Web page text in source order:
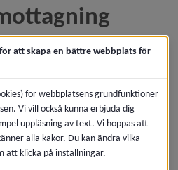
att regelbundet besöka
Det är för att se hur du och
inför förlossningen.
Du kan gå till en
i andra ärenden, till exempel
att skapa en bättre webbplats för
för webbplatsens grundfunktioner
Vi vill också kunna erbjuda dig
uppläsning av text. Vi hoppas att
alla kakor. Du kan ändra vilka
att klicka på inställningar.